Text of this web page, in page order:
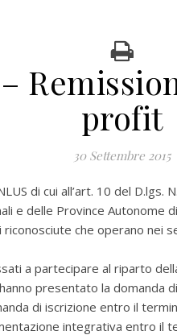
profit
30 Settembre 2015
di cui all’art. 10 del
e delle Province Autonome
che operano nei
a partecipare al riparto
presentato la
di iscrizione entro il
integrativa entro il